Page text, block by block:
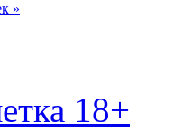
»
18+